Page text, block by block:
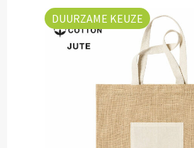
Technologie
Opladers
Powerbanks bedrukken
Draadloze powerbanks bedrukken
DUURZAME KEUZE